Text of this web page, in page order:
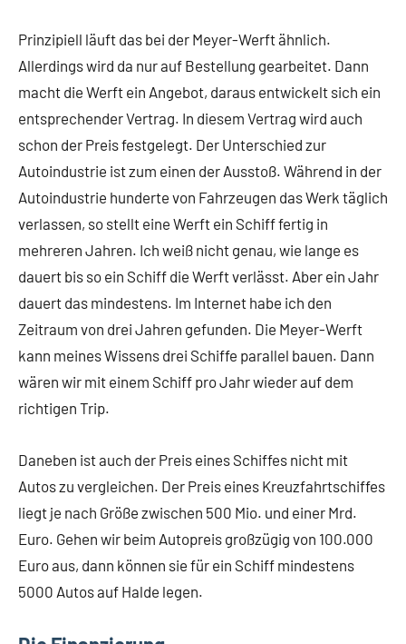
Prinzipiell läuft das bei der Meyer-Werft ähnlich.
Allerdings wird da nur auf Bestellung gearbeitet. Dann
macht die Werft ein Angebot, daraus entwickelt sich ein
entsprechender Vertrag. In diesem Vertrag wird auch
schon der Preis festgelegt. Der Unterschied zur
Autoindustrie ist zum einen der Ausstoß. Während in der
Autoindustrie hunderte von Fahrzeugen das Werk täglich
verlassen, so stellt eine Werft ein Schiff fertig in
mehreren Jahren. Ich weiß nicht genau, wie lange es
dauert bis so ein Schiff die Werft verlässt. Aber ein Jahr
dauert das mindestens. Im Internet habe ich den
Zeitraum von drei Jahren gefunden. Die Meyer-Werft
kann meines Wissens drei Schiffe parallel bauen. Dann
wären wir mit einem Schiff pro Jahr wieder auf dem
richtigen Trip.
Daneben ist auch der Preis eines Schiffes nicht mit
Autos zu vergleichen. Der Preis eines Kreuzfahrtschiffes
liegt je nach Größe zwischen 500 Mio. und einer Mrd.
Euro. Gehen wir beim Autopreis großzügig von 100.000
Euro aus, dann können sie für ein Schiff mindestens
5000 Autos auf Halde legen.